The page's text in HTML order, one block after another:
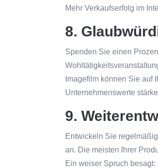
Mehr Verkaufserfolg im
8.
Spenden Sie einen
Imagefilm können Sie
Unternehmenswerte
9.
Entwickeln Sie
an. Die meisten Ihrer
Ein weiser Spruch besagt: